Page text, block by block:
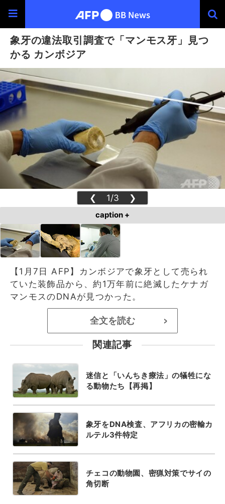
象牙の違法取引調査で「マンモス牙」見つ
かる カンボジア
❮ 1/3 ❯
caption +
【1月7日 AFP】カンボジアで象牙として売られ
ていた装飾品から、約1万年前に絶滅したケナガ
マンモスのDNAが見つかった。
全文を読む >
関連記事
迷信と「いんちき療法」の犠牲にな
る動物たち【再掲】
象牙をDNA検査、アフリカの密輸カ
ルテル3件特定
チェコの動物園、密猟対策でサイの
角切断